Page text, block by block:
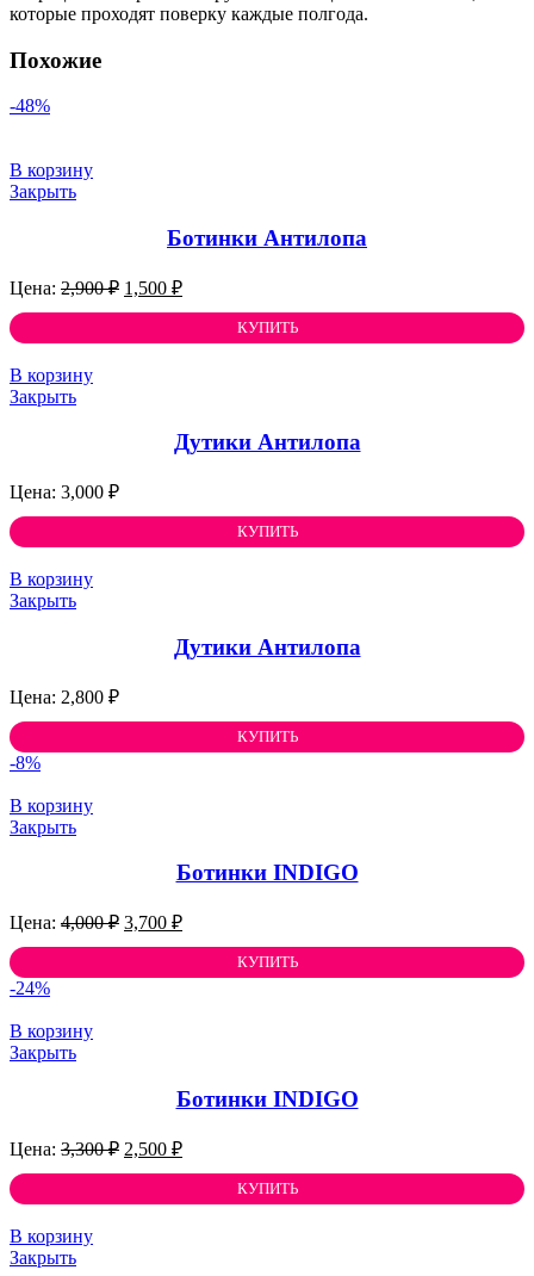
которые проходят поверку каждые полгода.
Похожие
-48%
В корзину
Закрыть
Ботинки Антилопа
2,900₽ Первоначальная
1,500 ₽Текущая
1,500 ₽.КУПИТЬ
В корзину
Закрыть
Дутики Антилопа
3,000 ₽
КУПИТЬ
В корзину
Закрыть
Дутики Антилопа
2,800 ₽
КУПИТЬ
-8%
В корзину
Закрыть
Ботинки INDIGO
4,000₽ Первоначальная
3,700 ₽Текущая
3,700 ₽.КУПИТЬ
-24%
В корзину
Закрыть
Ботинки INDIGO
3,300₽ Первоначальная
2,500 ₽Текущая
2,500 ₽.КУПИТЬ
В корзину
Закрыть